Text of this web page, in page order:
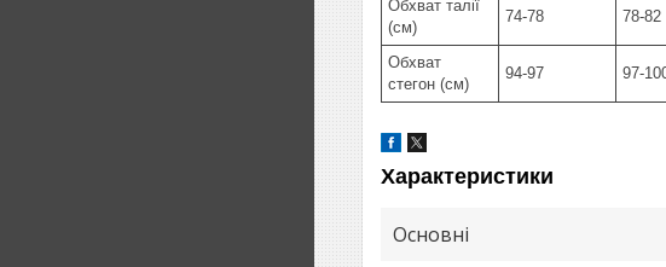
Обхват талії
(см)
74-78 78-82
Обхват
стегон (см)
94-97 97-
Характеристики
Основні